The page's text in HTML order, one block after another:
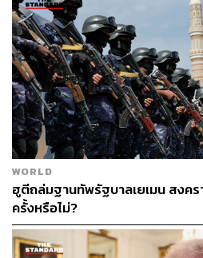
คุกคามจากอิหร่านต่อแหล่งพลังงา
สูง
ผลกระทบที่เกิดขึ้นจากภัยคุกคาม
ชัดเจน โดยราคาก๊าซมาตรฐานขอ
30% ในช่วงเริ่มต้นของการซื้อขา
กว่าราคาก่อนเกิดวิกฤตเป็นสองเ
ตั้งแต่ต้นปี 2023
WORLD
ฮูตีถล่มฐานทัพรัฐบาลเยเมน สงคร
ครั้งหรือไม่?